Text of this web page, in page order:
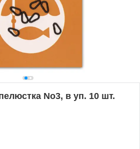
No3, в уп. 10 шт.